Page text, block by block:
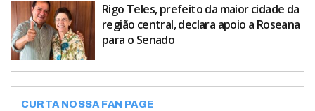
Rigo Teles, prefeito da maior cidade da
região central, declara apoio a Roseana
para o Senado
CURTA NOSSA FAN PAGE